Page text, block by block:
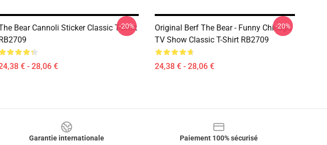
Bear Cannoli Sticker Classic T-Shirt
€ - 28,06 €
-20%
Original Berf The Bear - Funny Chicago
TV Show Classic T-Shirt RB2709
24,38 € - 28,06 €
-20%
Garantie internationale
Paiement 100% sécurisé